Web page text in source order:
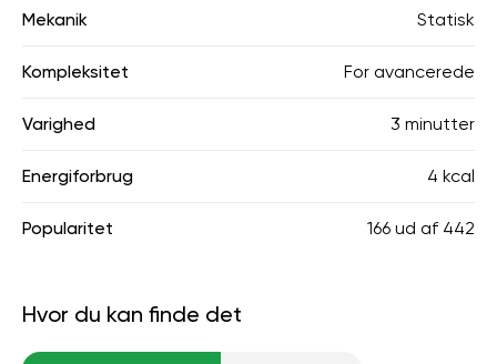
Mekanik Statisk
Kompleksitet For avancerede
Varighed 3 minutter
Energiforbrug 4 kcal
Popularitet 166 ud af 442
Hvor du kan finde det